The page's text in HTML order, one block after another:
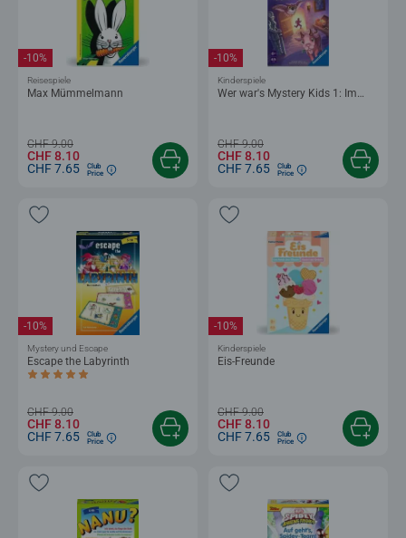
Max Mümmelmann
-10%
Reisespiele
CHF 9.00
CHF 8.10
CHF 7.65
Club
Price
Wer war's Mystery Kids 1: Im
-10%
Kinderspiele
CHF 9.00
CHF 8.10
CHF 7.65
Club
Price
Escape the Labyrinth
Durchschnittliche Bewertung 5.0 von 5 Sternen.
-10%
Mystery und Escape
CHF 9.00
CHF 8.10
CHF 7.65
Club
Price
Eis-Freunde
-10%
Kinderspiele
CHF 9.00
CHF 8.10
CHF 7.65
Club
Price